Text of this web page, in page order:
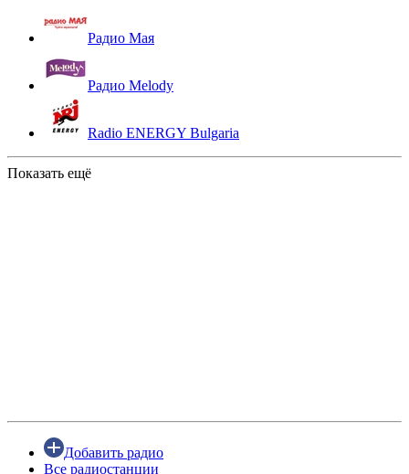
Радио Мая
Радио Melody
Radio ENERGY Bulgaria
Показать ещё
Добавить радио
Все радиостанции